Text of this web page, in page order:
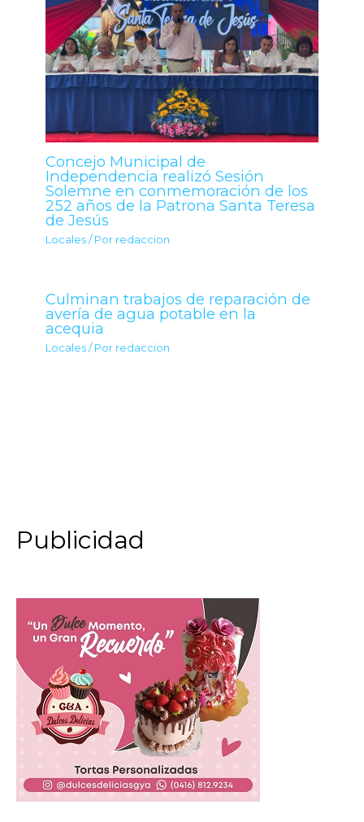
Concejo Municipal de
Independencia realizó Sesión
Solemne en conmemoración de los
252 años de la Patrona Santa Teresa
de Jesús
Locales / Por redaccion
Culminan trabajos de reparación de
avería de agua potable en la
acequia
Locales / Por redaccion
Publicidad